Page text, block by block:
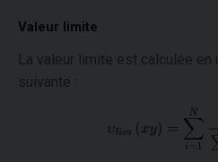
Valeur limite
La valeur limite est calculée
suivante :